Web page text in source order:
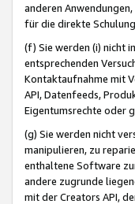
anderen
für die direkte
(f) Sie werden (i) nicht
entsprechenden
Kontaktaufnahme mit
API, Datenfeeds,
Eigentumsrechte oder
(g) Sie werden nicht
manipulieren, zu
enthaltene Software
andere zugrunde
mit der Creators API,